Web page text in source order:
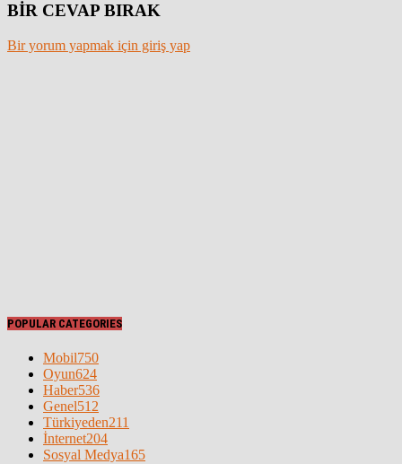
BİR CEVAP BIRAK
Bir yorum yapmak için giriş yap
POPULAR CATEGORIES
Mobil750
Oyun624
Haber536
Genel512
Türkiyeden211
İnternet204
Sosyal Medya165